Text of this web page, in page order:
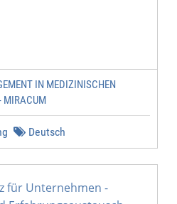
IN MEDIZINISCHEN
MIRACUM
Deutsch